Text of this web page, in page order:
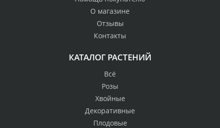
О магазине
Отзывы
Контакты
КАТАЛОГ РАСТЕНИЙ
Всё
Розы
Хвойные
Декоративные
Плодовые